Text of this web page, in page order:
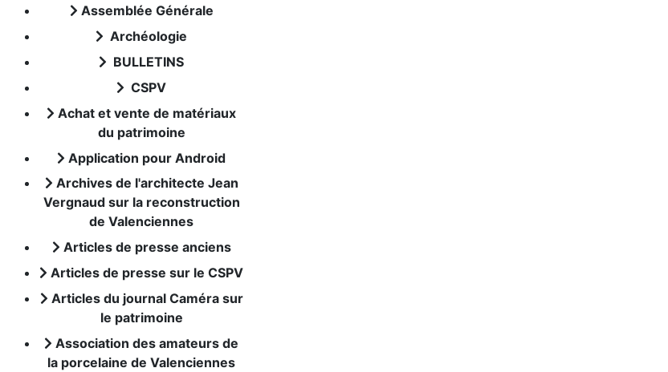
Assemblée Générale
Archéologie
BULLETINS
CSPV
Achat et vente de matériaux
du patrimoine
Application pour Android
Archives de l'architecte Jean
Vergnaud sur la reconstruction
de Valenciennes
Articles de presse anciens
Articles de presse sur le CSPV
Articles du journal Caméra sur
le patrimoine
Association des amateurs de
la porcelaine de Valenciennes